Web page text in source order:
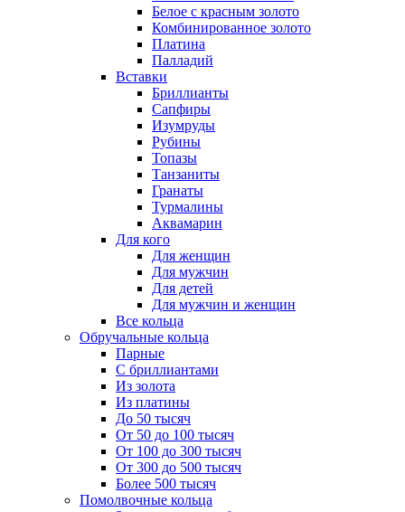
Белое с красным золото
Комбинированное золото
Платина
Палладий
Вставки
Бриллианты
Сапфиры
Изумруды
Рубины
Топазы
Танзаниты
Гранаты
Турмалины
Аквамарин
Для кого
Для женщин
Для мужчин
Для детей
Для мужчин и женщин
Все кольца
Обручальные кольца
Парные
С бриллиантами
Из золота
Из платины
До 50 тысяч
От 50 до 100 тысяч
От 100 до 300 тысяч
От 300 до 500 тысяч
Более 500 тысяч
Помолвочные кольца